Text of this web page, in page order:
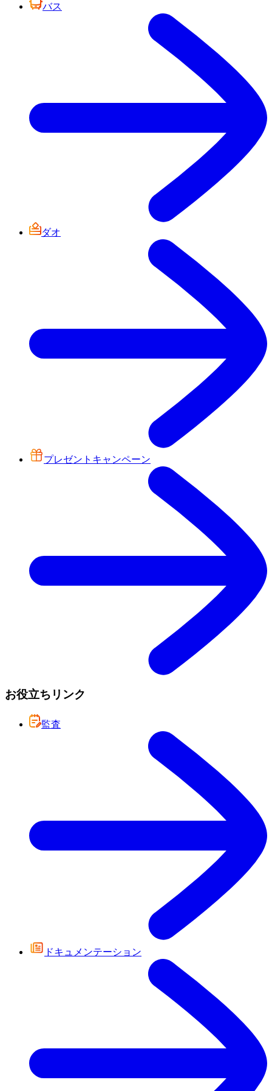
バス
ダオ
プレゼントキャンペーン
お役立ちリンク
監査
ドキュメンテーション